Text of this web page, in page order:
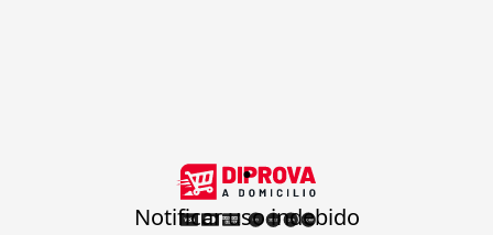
.
Notificar uso indebido